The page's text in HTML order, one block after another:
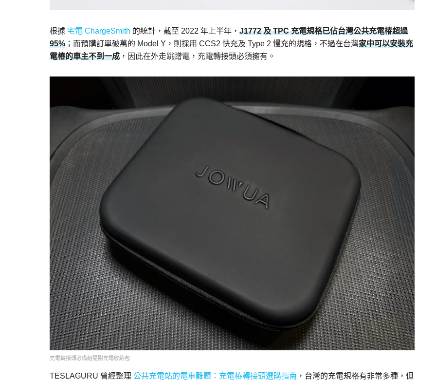
根據 宅電 ChargeSmith 的統計，截至 2022 年上半年， J1772 及 TPC 充電規格已佔台灣公共充電椿超過
95% ；而預購訂單破萬的 Model Y，則採用 CCS2 快充及 Type 2 慢充的規格，不過在台灣家中可以安裝充
電樁的車主不到一成 ，因此在外走跳蹭電，充電轉接頭必須擁有。
充電轉接頭必備組隨附充電收納包
TESLAGURU 曾經整理 公共充電站的電車難題：充電樁轉接頭選購指南 ，台灣的充電規格有非常多種，但